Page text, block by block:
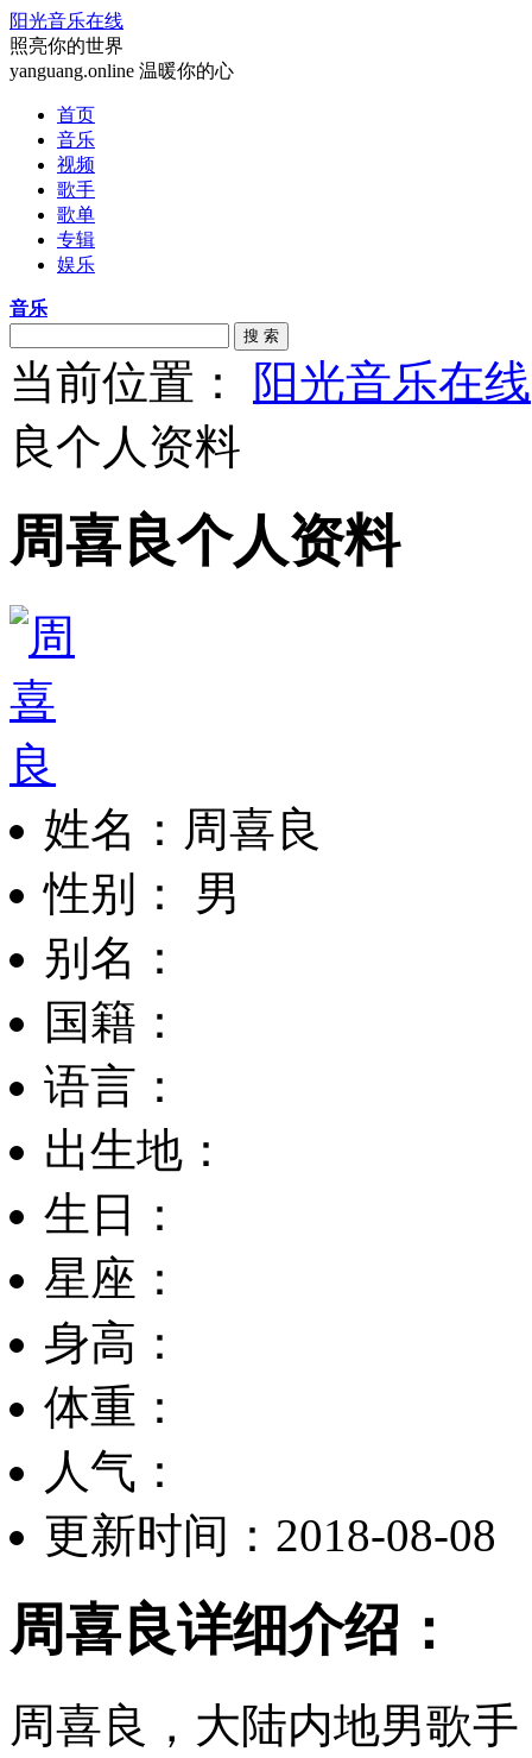
阳光音乐在线
照亮你的世界
yanguang.online 温暖你的心
首页
音乐
视频
歌手
歌单
专辑
娱乐
音乐
搜 索
当前位置： 阳光音乐在线
良个人资料
周喜良个人资料
姓名：周喜良
性别： 男
别名：
国籍：
语言：
出生地：
生日：
星座：
身高：
体重：
人气：
更新时间：2018-08-08
周喜良详细介绍：
周喜良，大陆内地男歌